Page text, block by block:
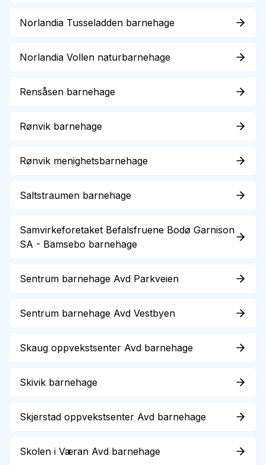
Norlandia Tusseladden barnehage
Norlandia Vollen naturbarnehage
Rensåsen barnehage
Rønvik barnehage
Rønvik menighetsbarnehage
Saltstraumen barnehage
Samvirkeforetaket Befalsfruene Bodø Garnison
SA - Bamsebo barnehage
Sentrum barnehage Avd Parkveien
Sentrum barnehage Avd Vestbyen
Skaug oppvekstsenter Avd barnehage
Skivik barnehage
Skjerstad oppvekstsenter Avd barnehage
Skolen i Væran Avd barnehage